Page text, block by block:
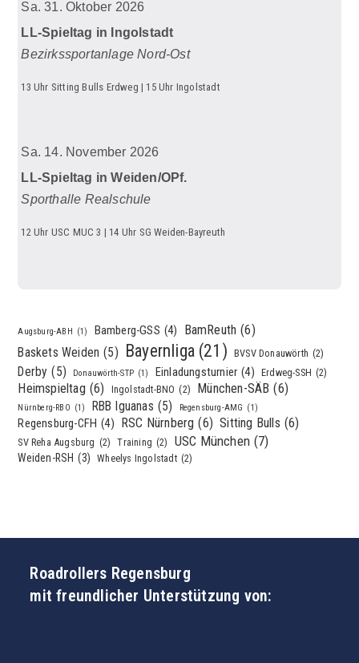
Sa. 31. Oktober 2026
LL-Spieltag in Ingolstadt
Bezirkssportanlage Nord-Ost
13 Uhr Sitting Bulls Erdweg | 15 Uhr Ingolstadt
Sa. 14. November 2026
LL-Spieltag in Weiden/OPf.
Sporthalle Realschule
12 Uhr USC MUC 3 | 14 Uhr SG Weiden-Bayreuth
Augsburg-ABH (1) Bamberg-GSS (4) BamReuth (6)
Baskets Weiden (5) Bayernliga (21) BVSV Donauwörth (2)
Derby (5) Donauwörth-STP (1) Einladungsturnier (4) Erdweg-SSH (2)
Heimspieltag (6) Ingolstadt-BNO (2) München-SÄB (6)
Nürnberg-RBO (1) RBB Iguanas (5) Regensburg-AMG (1)
Regensburg-CFH (4) RSC Nürnberg (6) Sitting Bulls (6)
SV Reha Augsburg (2) Training (2) USC München (7)
Weiden-RSH (3) Wheelys Ingolstadt (2)
Roadrollers Regensburg
mit freundlicher Unterstützung von: